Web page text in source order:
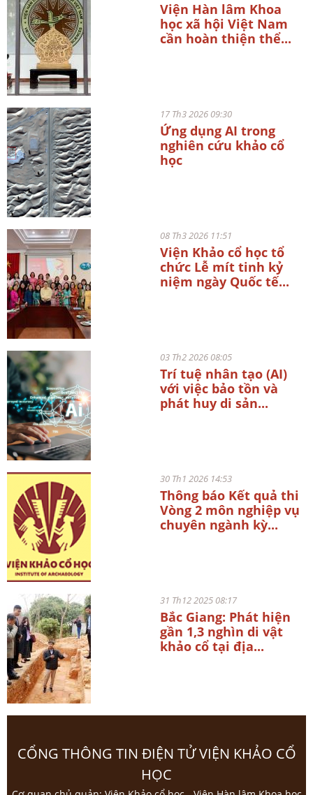
Viện Hàn lâm Khoa
học xã hội Việt Nam
cần hoàn thiện thể...
17 Th3 2026 09:30
Ứng dụng AI trong
nghiên cứu khảo cổ
học
08 Th3 2026 11:51
Viện Khảo cổ học tổ
chức Lễ mít tinh kỷ
niệm ngày Quốc tế...
03 Th2 2026 08:05
Trí tuệ nhân tạo (AI)
với việc bảo tồn và
phát huy di sản...
30 Th1 2026 14:53
Thông báo Kết quả thi
Vòng 2 môn nghiệp vụ
chuyên ngành kỳ...
31 Th12 2025 08:17
Bắc Giang: Phát hiện
gần 1,3 nghìn di vật
khảo cổ tại địa...
CỔNG THÔNG TIN ĐIỆN TỬ VIỆN KHẢO CỔ
HỌC